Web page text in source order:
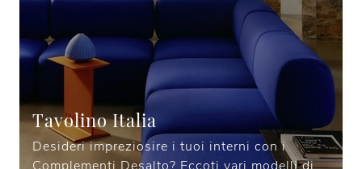
Tavolino Italia
Desideri impreziosire i tuoi interni con i